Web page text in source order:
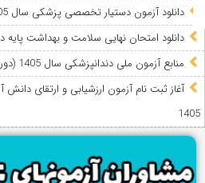
دانلود آزمون دستیار تخصصی پزشکی سال 1405 + کلید نهایی
دانلود امتحان نهایی سلامت و بهداشت پایه دوازدهم
ﻣﻨﺎﺑﻊ آزﻣﻮن ﻣﻠﯽ دندانپزشکی سال 1405 (دوره های 25 و 26)
آغاز ثبت نام آزمون‌ ارزشیابی و ارتقای
1405